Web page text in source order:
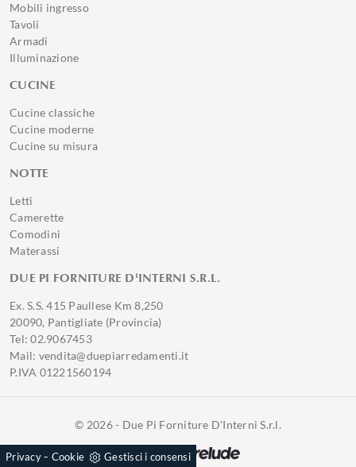
Mobili ingresso
Tavoli
Armadi
Illuminazione
CUCINE
Cucine classiche
Cucine moderne
Cucine su misura
NOTTE
Letti
Camerette
Comodini
Materassi
DUE PI FORNITURE D'INTERNI S.R.L.
Ex. S.S. 415 Paullese Km 8,250
20090, Pantigliate (Provincia)
Tel: 02.9067453
Mail: vendita@duepiarredamenti.it
P.IVA 01221560194
© 2026 - Due Pi Forniture D'Interni S.r.l.
Powered by
Privacy- Cookie Gestisci i consensi